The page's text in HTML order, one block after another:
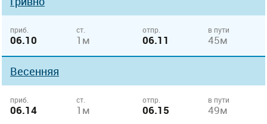
приб.
06.10
ст.
1м
отпр.
06.11
в пути
45м
Весенняя
приб.
06.14
ст.
1м
отпр.
06.15
в пути
49м